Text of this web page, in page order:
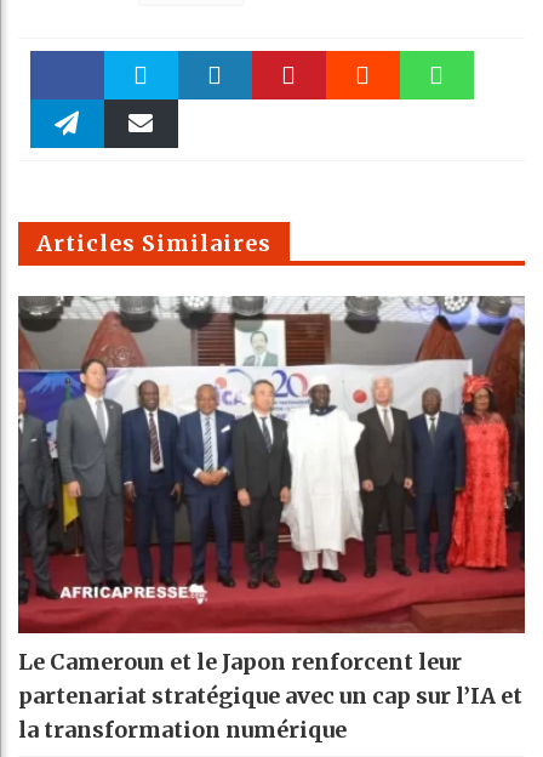
Faceboo Twitter
m
Articles Similaires
Le Cameroun et le Japon renforcent leur
partenariat stratégique avec un cap sur l’IA et
la transformation numérique